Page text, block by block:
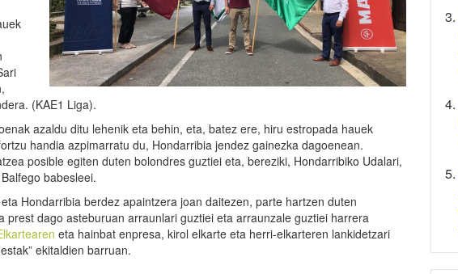
(KAE1 Liga).
azaldu ditu lehenik eta behin, eta, batez ere, hiru estropada hauek
handia azpimarratu du, Hondarribia jendez gainezka dagoenean.
posible egiten duten bolondres guztiei eta, bereziki, Hondarribiko Udalari,
babesleei.
Hondarribia berdez apaintzera joan daitezen, parte hartzen duten
dago asteburuan arraunlari guztiei eta arraunzale guztiei harrera
eta hainbat enpresa, kirol elkarte eta herri-elkarteren lankidetzari
ekitaldien barruan.